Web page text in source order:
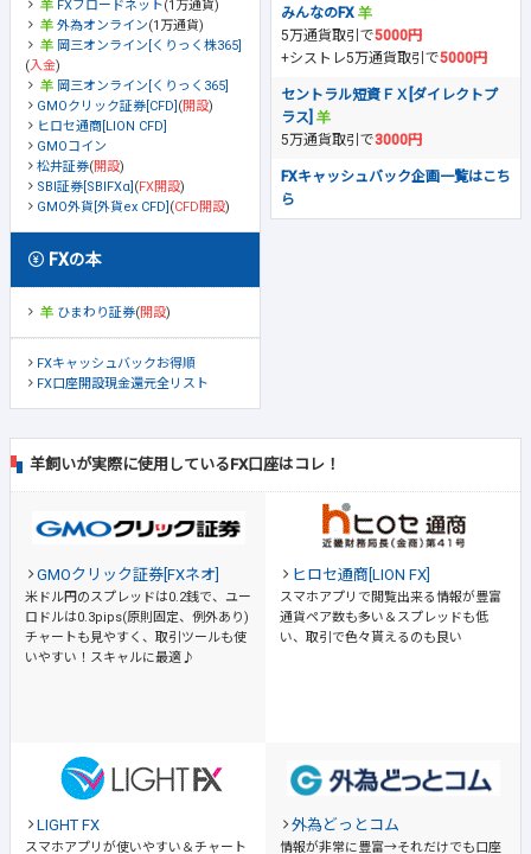
FXブロードネット(1万通貨)
外為オンライン(1万通貨)
岡三オンライン[くりっく株365]
(入金)
岡三オンライン[くりっく365]
GMOクリック証券[CFD] (開設)
ヒロセ通商[LION CFD]
GMOコイン
松井証券(開設)
SBI証券[SBIFXα] (FX開設)
GMO外貨[外貨ex CFD] (CFD開設)
FXの本
ひまわり証券(開設)
FXキャッシュバックお得順
FX口座開設現金還元全リスト
みんなのFX
5万通貨取引で5000円
+シストレ5万通貨取引で5000円
セントラル短資ＦＸ[ダイレクトプ
ラス]
5万通貨取引で3000円
FXキャッシュバック企画一覧はこち
ら
羊飼いが実際に使用しているFX口座はコレ！
GMOクリック証券[FXネオ]
米ドル円のスプレッドは0.2銭で、ユー
ロドルは0.3pips(原則固定、例外あり)
チャートも見やすく、取引ツールも使
いやすい！スキャルに最適♪
ヒロセ通商[LION FX]
スマホアプリで閲覧出来る情報が豊富
通貨ペア数も多い＆スプレッドも低
い、取引で色々貰えるのも良い
LIGHT FX
スマホアプリが使いやすい＆チャート
外為どっとコム
情報が非常に豊富→それだけでも口座